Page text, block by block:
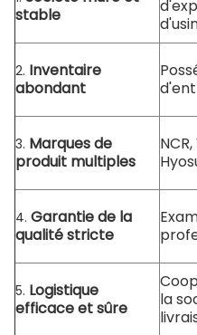
stable
2. Inventaire
abondant
3. Marques de
produit multiples
4. Garantie de la
qualité stricte
5. Logistique
efficace et sûre
la